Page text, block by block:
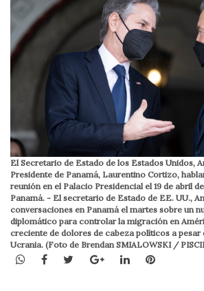
El Secretario de Estado de los Estados Unidos,
Presidente de Panamá, Laurentino Cortizo,
reunión en el Palacio Presidencial el 19 de abril
Panamá. - El secretario de Estado de EE. UU.,
conversaciones en Panamá el martes sobre un
diplomático para controlar la migración en
creciente de dolores de cabeza políticos a pesar
Ucrania. (Foto de Brendan SMIALOWSKI /
WhatsApp
Facebook
TwitterGoogle+LinkedInPinterest